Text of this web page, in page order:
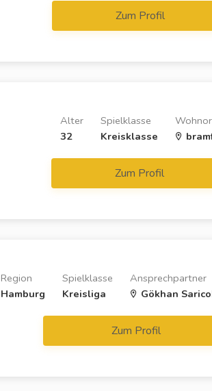
Zum Profil
Spielklasse
Kreisklasse
Alter
32
Zum Profil
Ansprechpartner
Gökhan
Spielklasse
Kreisliga
Region
Hamburg
Zum Profil